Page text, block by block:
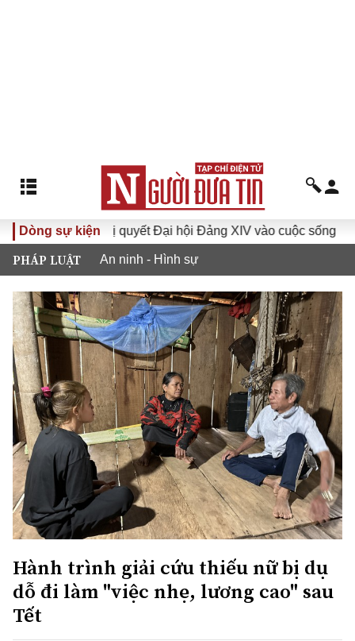
Dòng sự kiện
Đưa Nghị quyết Đại hội Đảng XIV vào cuộc sống
PHÁP LUẬT An ninh - Hình sự
Hành trình giải cứu thiếu nữ bị dụ
dỗ đi làm "việc nhẹ, lương cao" sau
Tết